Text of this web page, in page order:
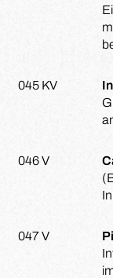
045 KV
046 V
047 V